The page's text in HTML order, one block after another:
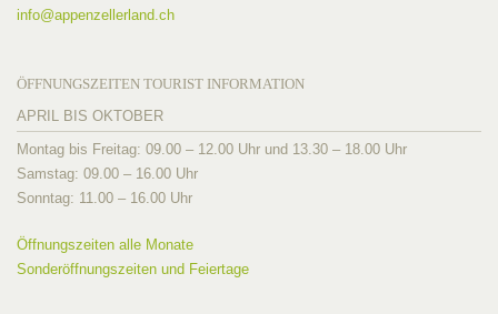
info@appenzellerland.ch
ÖFFNUNGSZEITEN TOURIST INFORMATION
APRIL BIS OKTOBER
Montag bis Freitag: 09.00 – 12.00 Uhr und 13.30 – 18.00 Uhr
Samstag: 09.00 – 16.00 Uhr
Sonntag: 11.00 – 16.00 Uhr
Öffnungszeiten alle Monate
Sonderöffnungszeiten und Feiertage